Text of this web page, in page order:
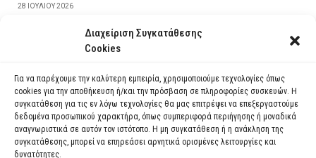
Διαχείριση Συγκατάθεσης
Cookies
Για να παρέχουμε την καλύτερη εμπειρία, χρησιμοποιούμε τεχνολογίες όπως
cookies για την αποθήκευση ή/και την πρόσβαση σε πληροφορίες συσκευών. Η
συγκατάθεση για τις εν λόγω τεχνολογίες θα μας επιτρέψει να επεξεργαστούμε
δεδομένα προσωπικού χαρακτήρα, όπως συμπεριφορά περιήγησης ή μοναδικά
αναγνωριστικά σε αυτόν τον ιστότοπο. Η μη συγκατάθεση ή η ανάκληση της
συγκατάθεσης, μπορεί να επηρεάσει αρνητικά ορισμένες λειτουργίες και
δυνατότητες.
28 ΙΟΥΛΊΟΥ 2026
ΔΙΑΒΆΣΤΕ ΠΕΡΙΣΣΌΤΕΡΑ